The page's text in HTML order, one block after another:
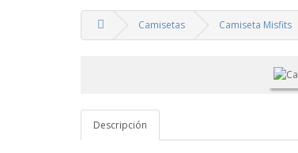
Camisetas Camiseta Misfits
Descripción